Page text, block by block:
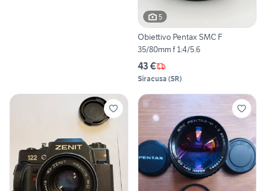
5
Obiettivo Pentax SMC F
35/80mm f 1:4/5.6
43 €
Siracusa (SR)